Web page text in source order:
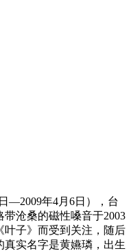
—2009年4月6日），台
沧桑的磁性嗓音于2003
叶子》而受到关注，随后
真实名字是黄嬿璘，出生